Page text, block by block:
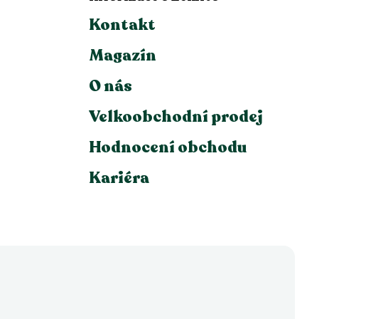
Kontakt
Magazín
O nás
Velkoobchodní prodej
Hodnocení obchodu
Kariéra